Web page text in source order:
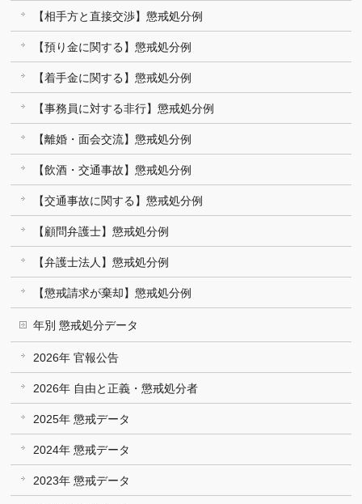
【相手方と直接交渉】懲戒処分例
【預り金に関する】懲戒処分例
【着手金に関する】懲戒処分例
【事務員に対する非行】懲戒処分例
【離婚・面会交流】懲戒処分例
【飲酒・交通事故】懲戒処分例
【交通事故に関する】懲戒処分例
【顧問弁護士】懲戒処分例
【弁護士法人】懲戒処分例
【懲戒請求が棄却】懲戒処分例
年別 懲戒処分データ
2026年 官報公告
2026年 自由と正義・懲戒処分者
2025年 懲戒データ
2024年 懲戒データ
2023年 懲戒データ